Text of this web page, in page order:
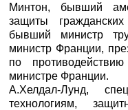
Минтон, бывший
защиты
бывший министр
министр Франции,
по
министре Франции.
А.Хелдал-Лунд,
технологиям,